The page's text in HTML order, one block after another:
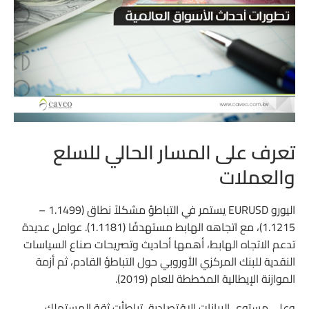
تعرف على المسار الحالي للسلع
والعملات
اليورو EURUSD يستمر في التباطؤ مشكلاً نطاق (1.1499 –
1.1215)، مع اتجاهه الهابط مستهدفًا (1.1181). عوامل عديدة
تدعم الاتجاه الهابط، أهمها أحاديث وتصريحات صناع السياسات
النقدية للبنك المركزي الأوروبي حول التباطؤ القادم، ثم أزمة
الموازنة الإيطالية المخططة للعام (2019).